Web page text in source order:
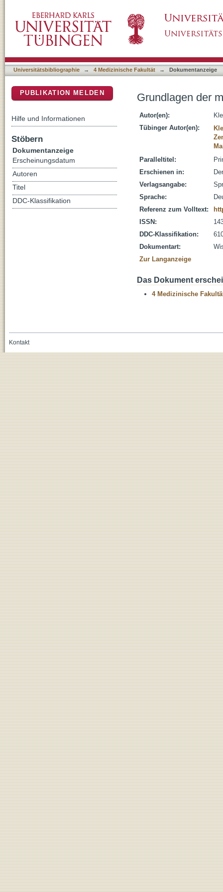
Universitätsbibliographie → 4 Medizinische Fakultät → Dokumentanzeige
Grundlagen der
Autor(en):
Tübinger Autor(en):
Paralleltitel:
Erschienen in:
Verlagsangabe:
Sprache:
Referenz zum Volltext:
ISSN:
DDC-Klassifikation:
Dokumentart:
Zur Langanzeige
Das Dokument
4 Medizinische
PUBLIKATION MELDEN
Hilfe und Informationen
Stöbern
Dokumentanzeige
Erscheinungsdatum
Autoren
Titel
DDC-Klassifikation
Kontakt